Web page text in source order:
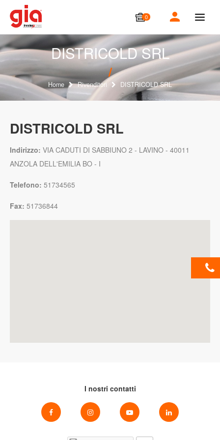
0
T
g
g
l
n
a
v
i
DISTRICOLD SRL
Home Rivenditori DISTRICOLD SRL
DISTRICOLD SRL
Indirizzo: VIA CADUTI DI SABBIUNO 2 - LAVINO - 40011
ANZOLA DELL'EMILIA BO - I
Telefono: 51734565
Fax: 51736844
I nostri contatti